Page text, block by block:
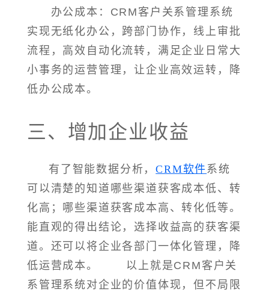
办公成本：CRM客户关系管理系统
实现无纸化办公，跨部门协作，线上审批
流程，高效自动化流转，满足企业日常大
小事务的运营管理，让企业高效运转，降
低办公成本。
三、增加企业收益
有了智能数据分析，CRM软件系统
可以清楚的知道哪些渠道获客成本低、转
化高；哪些渠道获客成本高、转化低等。
能直观的得出结论，选择收益高的获客渠
道。还可以将企业各部门一体化管理，降
低运营成本。 以上就是CRM客户关
系管理系统对企业的价值体现，但不局限